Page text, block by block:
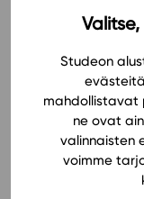
Studeon
mahdollistavat
ne ovat
valinnaisten
voimme
är det lätt att
preliminärproven i
Ready,
att uppnå sitt mål i
Avaa